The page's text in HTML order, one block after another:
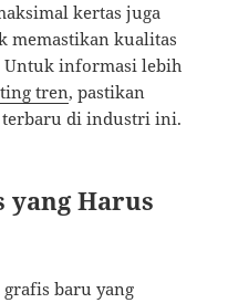
kertas juga
memastikan kualitas
Untuk informasi lebih
tren, pastikan
di industri ini.
yang Harus
grafis baru yang